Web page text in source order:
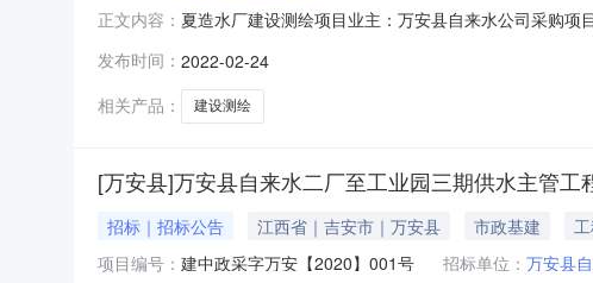
正文内容： 夏造水厂建设测绘项目业主：万安县自来水公司采购
发布时间： 2022-02-24
相关产品：
建设测绘
[万安县]万安县自来水二厂至工业园三期供水主管工
招标｜招标公告 江西省｜吉安市｜万安县 市政基建
项目编号： 建中政采字万安【2020】001号 招标单位： 万安县